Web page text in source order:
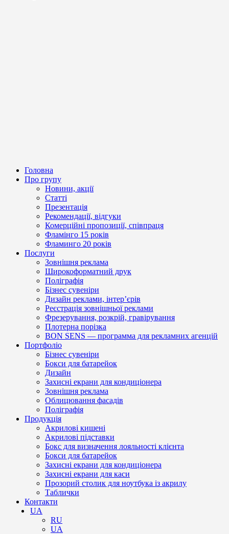
Головна
Про групу
Новини, акції
Статті
Презентація
Рекомендації, відгуки
Комерційні пропозиції, співпраця
Фламінго 15 років
Фламинго 20 років
Послуги
Зовнішня реклама
Широкоформатний друк
Поліграфія
Бізнес сувеніри
Дизайн реклами, інтер’єрів
Реєстрація зовнішньої реклами
Фрезерування, розкрій, гравірування
Плотерна порізка
BON SENS — программа для рекламних агенцій
Портфоліо
Бізнес сувеніри
Бокси для батарейок
Дизайн
Захисні екрани для кондиціонера
Зовнішня реклама
Облицювання фасадів
Поліграфія
Продукція
Акрилові кишені
Акрилові підставки
Бокс для визначення лояльності клієнта
Бокси для батарейок
Захисні екрани для кондиціонера
Захисні екрани для каси
Прозорий столик для ноутбука із акрилу
Таблички
Контакти
UA
RU
UA